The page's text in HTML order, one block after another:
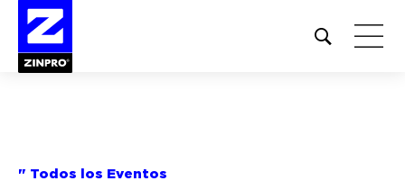
Open
site
" Todos los Eventos